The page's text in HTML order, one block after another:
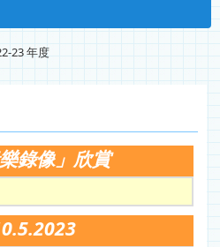
23 年度
錄像」欣賞